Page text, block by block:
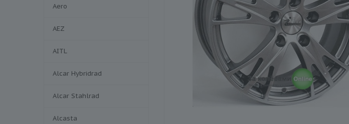
Aero
AEZ
AITL
Alcar Hybridrad
Alcar Stahlrad
Alcasta